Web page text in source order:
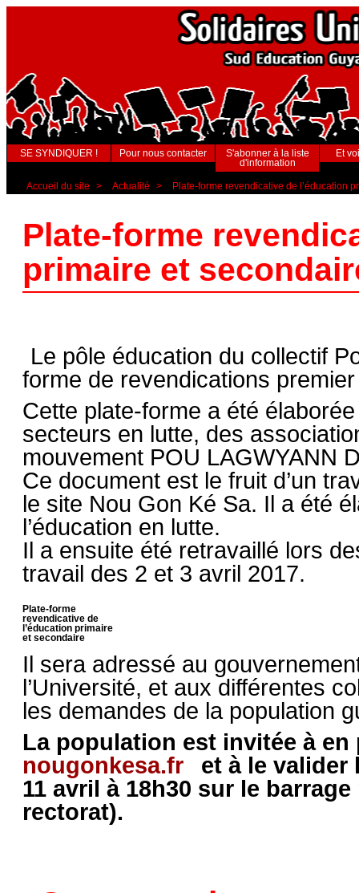
SE SYNDIQUER ! Pour nous contacter
S'abonner à la liste
d'information
Et
Accueil du site > Actualité > Plate-forme revendicative de l’éducation
Plate-forme
primaire et
Le pôle éducation du collectif
forme de revendications
Cette plate-forme a été
secteurs en lutte, des
mouvement POU LAGWYANN
Ce document est le fruit d’un
le site Nou Gon Ké Sa. Il a été
l’éducation en lutte.
Il a ensuite été retravaillé lors
travail des 2 et 3 avril 2017.
Plate-forme
revendicative de
l’éducation primaire
et secondaire
Il sera adressé au
l’Université, et aux différentes
les demandes de la population
La population est invitée à
nougonkesa.fr
et à le valider
11 avril à 18h30 sur le
rectorat).